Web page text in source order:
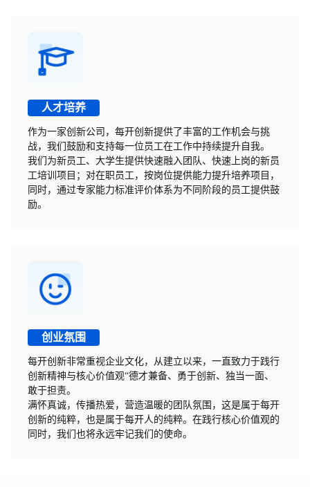
人才培养
作为一家创新公司，每开创新提供了丰富的工作机会与挑
战，我们鼓励和支持每一位员工在工作中持续提升自我。
我们为新员工、大学生提供快速融入团队、快速上岗的新员
工培训项目；对在职员工，按岗位提供能力提升培养项目，
同时，通过专家能力标准评价体系为不同阶段的员工提供鼓
励。
创业氛围
每开创新非常重视企业文化，从建立以来，一直致力于践行
创新精神与核心价值观“德才兼备、勇于创新、独当一面、
敢于担责。
满怀真诚，传播热爱，营造温暖的团队氛围，这是属于每开
创新的纯粹，也是属于每开人的纯粹。在践行核心价值观的
同时，我们也将永远牢记我们的使命。